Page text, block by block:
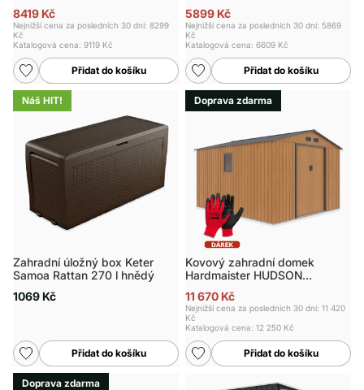
8419 Kč
Nejnižší cena za posledních 30 dní: 8299
Kč
Katalogová cena: 9119 Kč
Přidat do košíku
5899 Kč
Nejnižší cena za posledních 30 dní: 5869
Kč
Katalogová cena: 6609 Kč
Přidat do košíku
Náš HIT!
Zahradní úložný box Keter
Samoa Rattan 270 l hnědý
1069 Kč
Přidat do košíku
Doprava zdarma
Kovový zahradní domek
Hardmaister HUDSON
11 670 Kč
Nejnižší cena za posledních 30 dní: 11 420
Kč
Katalogová cena: 12 250 Kč
Přidat do košíku
Doprava zdarma